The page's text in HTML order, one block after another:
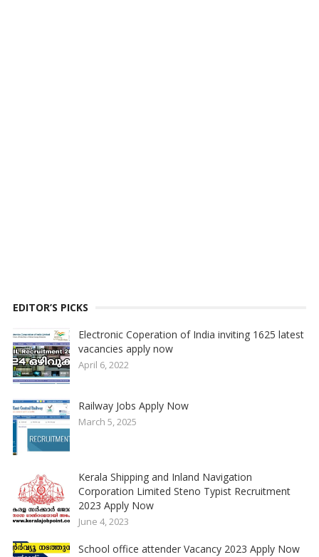
EDITOR’S PICKS
Electronic Coperation of India inviting 1625 latest
vacancies apply now
April 6, 2022
Railway Jobs Apply Now
March 5, 2025
Kerala Shipping and Inland Navigation
Corporation Limited Steno Typist Recruitment
2023 Apply Now
June 4, 2023
School office attender Vacancy 2023 Apply Now